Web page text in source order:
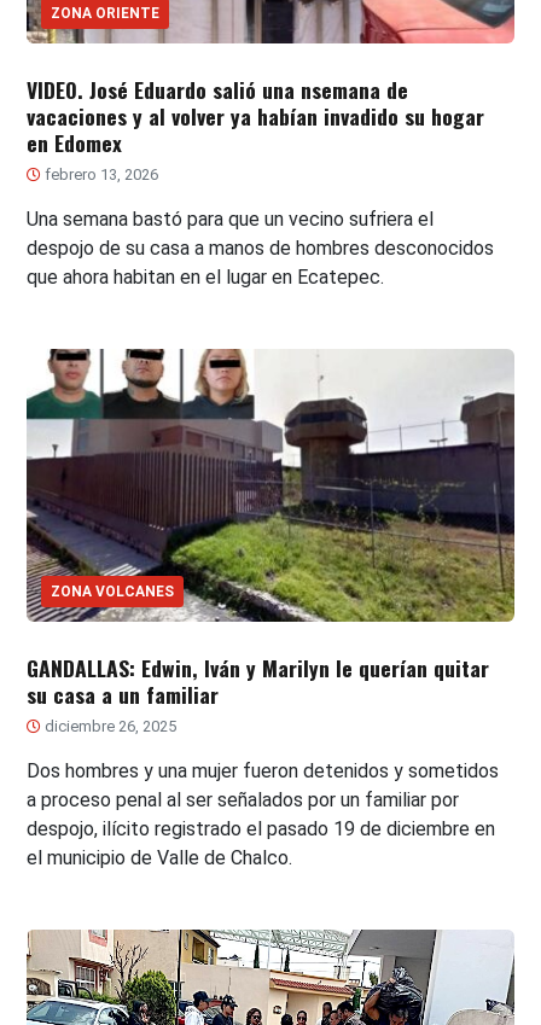
ZONA ORIENTE
VIDEO. José Eduardo salió una nsemana de
vacaciones y al volver ya habían invadido su hogar
en Edomex
febrero 13, 2026
Una semana bastó para que un vecino sufriera el
despojo de su casa a manos de hombres desconocidos
que ahora habitan en el lugar en Ecatepec.
ZONA VOLCANES
GANDALLAS: Edwin, Iván y Marilyn le querían quitar
su casa a un familiar
diciembre 26, 2025
Dos hombres y una mujer fueron detenidos y sometidos
a proceso penal al ser señalados por un familiar por
despojo, ilícito registrado el pasado 19 de diciembre en
el municipio de Valle de Chalco.